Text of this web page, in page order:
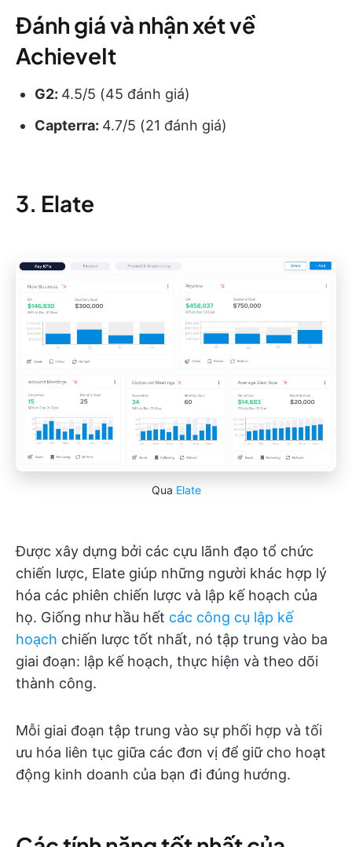
Đánh giá và nhận xét về
AchieveIt
G2: 4.5/5 (45 đánh giá)
Capterra: 4.7/5 (21 đánh giá)
3. Elate
Qua Elate
Được xây dựng bởi các cựu lãnh đạo tổ chức
chiến lược, Elate giúp những người khác hợp lý
hóa các phiên chiến lược và lập kế hoạch của
họ. Giống như hầu hết các công cụ lập kế
hoạch chiến lược tốt nhất, nó tập trung vào ba
giai đoạn: lập kế hoạch, thực hiện và theo dõi
thành công.
Mỗi giai đoạn tập trung vào sự phối hợp và tối
ưu hóa liên tục giữa các đơn vị để giữ cho hoạt
động kinh doanh của bạn đi đúng hướng.